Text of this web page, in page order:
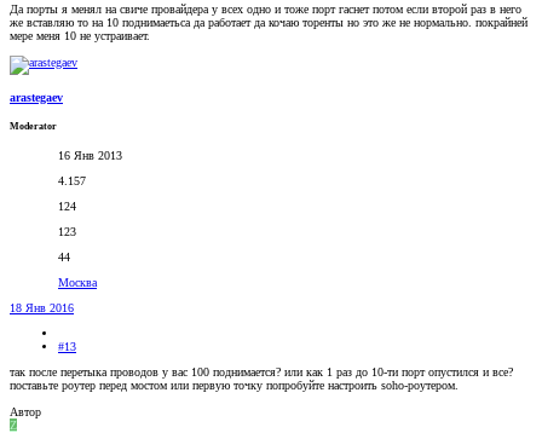
Да порты я менял на свиче провайдера у всех одно и тоже порт гаснет потом если второй раз в него
же вставляю то на 10 поднимаетьса да работает да кочаю торенты но это же не нормально. покрайней
мере меня 10 не устраивает.
arastegaev
Moderator
16 Янв 2013
4.157
124
123
44
Москва
18 Янв 2016
#13
так после перетыка проводов у вас 100 поднимается? или как 1 раз до 10-ти порт опустился и все?
поставьте роутер перед мостом или первую точку попробуйте настроить soho-роутером.
Автор
Z